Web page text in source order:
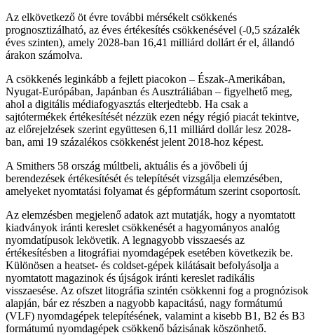
Az elkövetkező öt évre további mérsékelt csökkenés
prognosztizálható, az éves értékesítés csökkenésével (-0,5 százalék
éves szinten), amely 2028-ban 16,41 milliárd dollárt ér el, állandó
árakon számolva.
A csökkenés leginkább a fejlett piacokon – Észak-Amerikában,
Nyugat-Európában, Japánban és Ausztráliában – figyelhető meg,
ahol a digitális médiafogyasztás elterjedtebb. Ha csak a
sajtótermékek értékesítését nézzük ezen négy régió piacát tekintve,
az előrejelzések szerint együttesen 6,11 milliárd dollár lesz 2028-
ban, ami 19 százalékos csökkenést jelent 2018-hoz képest.
A Smithers 58 ország múltbeli, aktuális és a jövőbeli új
berendezések értékesítését és telepítését vizsgálja elemzésében,
amelyeket nyomtatási folyamat és gépformátum szerint csoportosít.
Az elemzésben megjelenő adatok azt mutatják, hogy a nyomtatott
kiadványok iránti kereslet csökkenését a hagyományos analóg
nyomdatípusok lekövetik. A legnagyobb visszaesés az
értékesítésben a litográfiai nyomdagépek esetében következik be.
Különösen a heatset- és coldset-gépek kilátásait befolyásolja a
nyomtatott magazinok és újságok iránti kereslet radikális
visszaesése. Az ofszet litográfia szintén csökkenni fog a prognózisok
alapján, bár ez részben a nagyobb kapacitású, nagy formátumú
(VLF) nyomdagépek telepítésének, valamint a kisebb B1, B2 és B3
formátumú nyomdagépek csökkenő bázisának köszönhető.